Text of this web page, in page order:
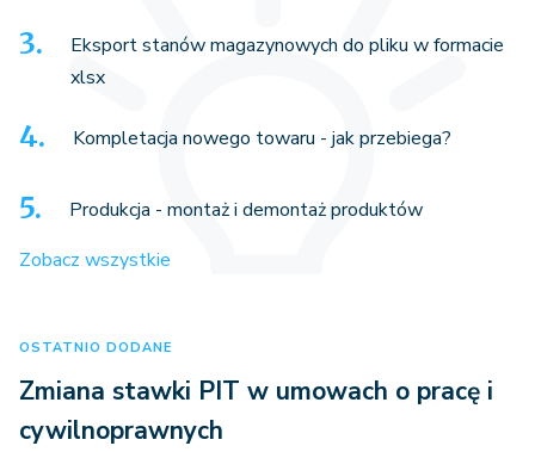
Eksport stanów magazynowych do pliku w formacie
xlsx
Kompletacja nowego towaru - jak przebiega?
Produkcja - montaż i demontaż produktów
Zobacz wszystkie
OSTATNIO DODANE
Zmiana stawki PIT w umowach o pracę i
cywilnoprawnych